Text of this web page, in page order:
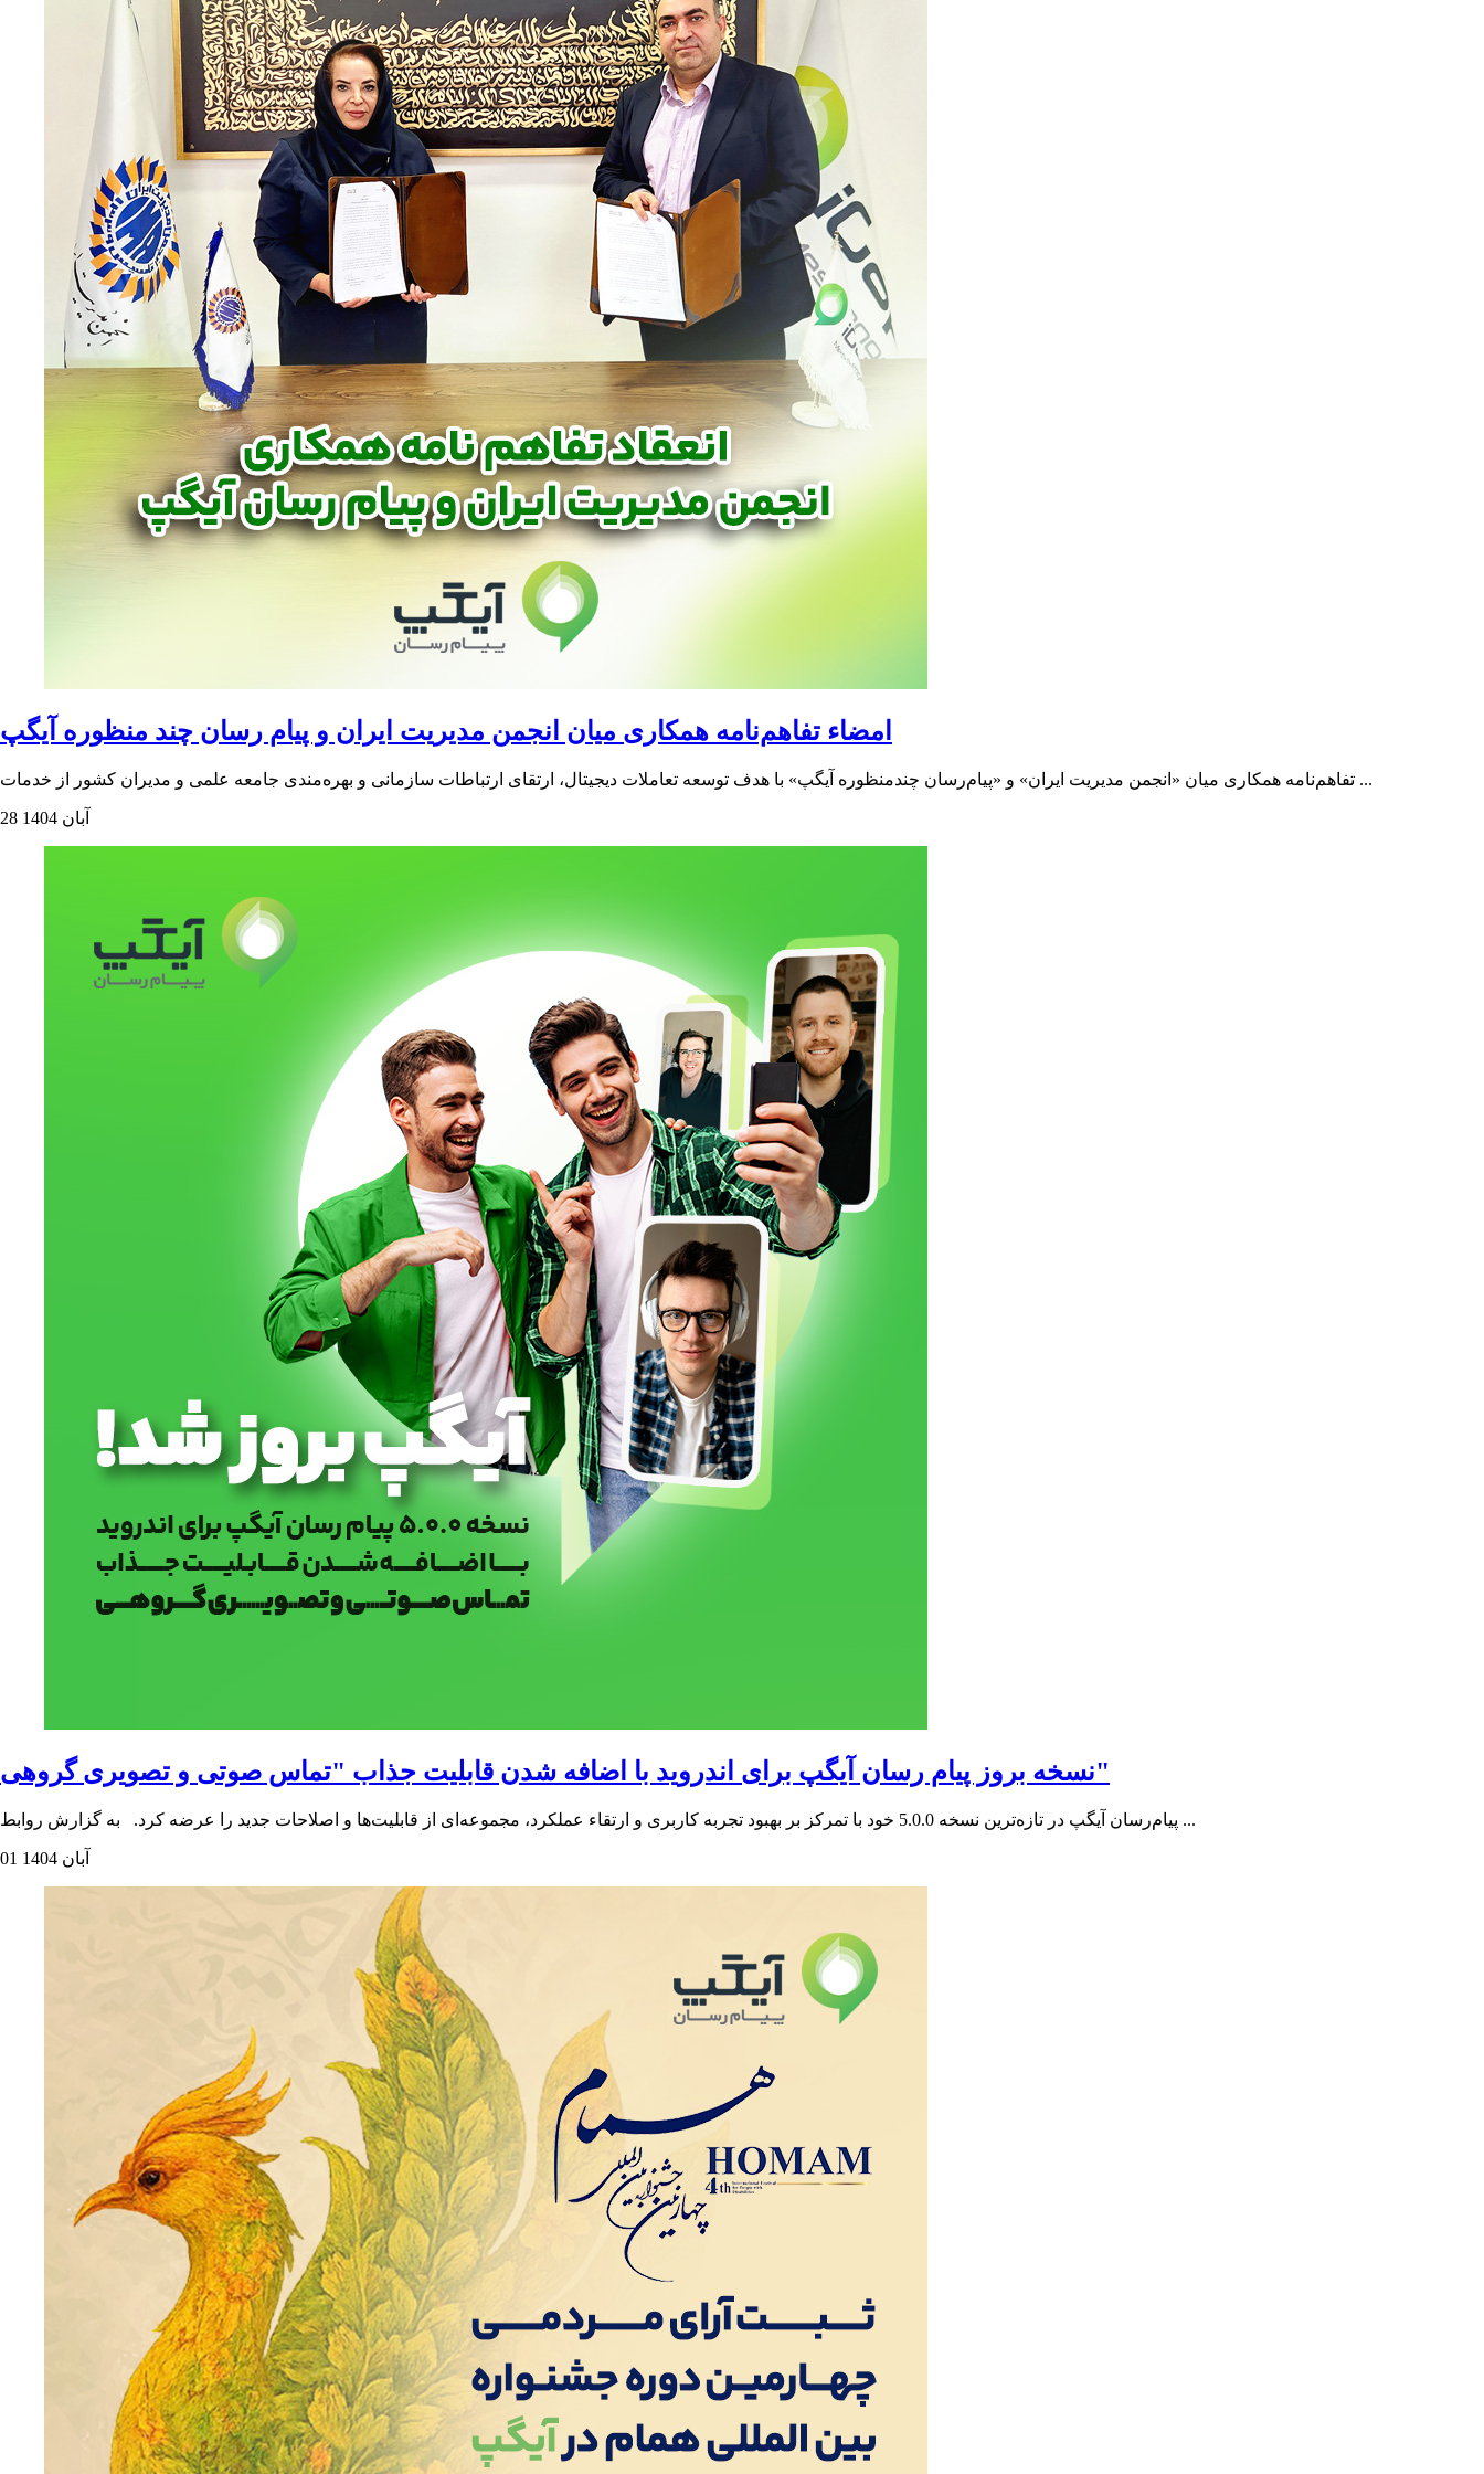
امضاء تفاهم‌نامه همکاری میان انجمن مدیریت ایران و پیام رسان چند منظوره آیگپ
تفاهم‌نامه همکاری میان «انجمن مدیریت ایران» و «پیام‌رسان چندمنظوره آیگپ» با هدف توسعه تعاملات دیجیتال، ارتقای ارتباطات سازمانی و بهره‌مندی جامعه علمی و مدیران کشور از خدمات ...
28 آبان 1404
نسخه بروز پیام رسان آیگپ برای اندروید با اضافه شدن قابلیت جذاب "تماس صوتی و تصویری گروهی"
پیام‌رسان آیگپ در تازه‌ترین نسخه 5.0.0 خود با تمرکز بر بهبود تجربه کاربری و ارتقاء عملکرد، مجموعه‌ای از قابلیت‌ها و اصلاحات جدید را عرضه کرد. به گزارش روابط ...
01 آبان 1404